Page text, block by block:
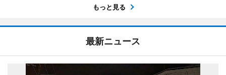
もっと見る
最新ニュース